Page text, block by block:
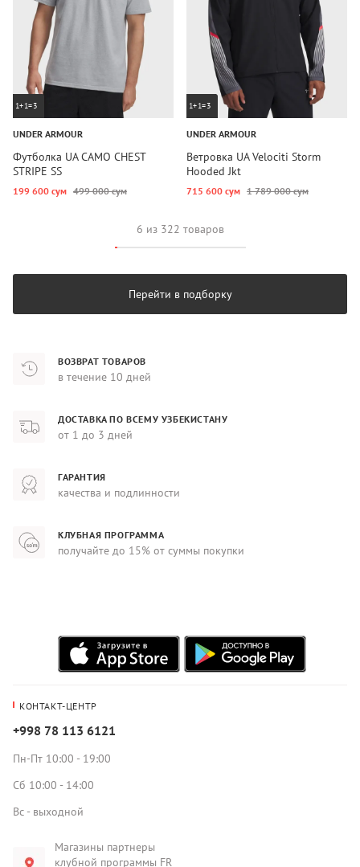
1+1=3
UNDER ARMOUR
Футболка UA CAMO CHEST
STRIPE SS
199 600 сум 499 000 сум
1+1=3
UNDER ARMOUR
Ветровка UA Velociti Storm
Hooded Jkt
715 600 сум 1 789 000 сум
6 из 322 товаров
Перейти в подборку
ВОЗВРАТ ТОВАРОВ
в течение 10 дней
ДОСТАВКА ПО ВСЕМУ УЗБЕКИСТАНУ
от 1 до 3 дней
ГАРАНТИЯ
качества и подлинности
КЛУБНАЯ ПРОГРАММА
получайте до 15% от суммы покупки
КОНТАКТ-ЦЕНТР
+998 78 113 6121
Пн-Пт 10:00 - 19:00
Сб 10:00 - 14:00
Вс - выходной
Магазины партнеры
клубной программы FR